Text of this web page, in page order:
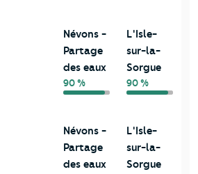
Névons -
Partage
des eaux
90 %
L'Isle-
sur-la-
Sorgue
90 %
Névons -
Partage
des eaux
L'Isle-
sur-la-
Sorgue